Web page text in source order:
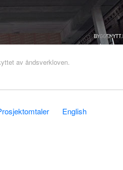
av åndsverkloven.
English